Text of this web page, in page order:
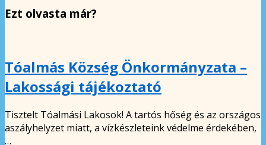
Ezt olvasta már?
Tóalmás Község Önkormányzata –
Lakossági tájékoztató
Tisztelt Tóalmási Lakosok! A tartós hőség és az országos
aszályhelyzet miatt, a vízkészleteink védelme érdekében,
…